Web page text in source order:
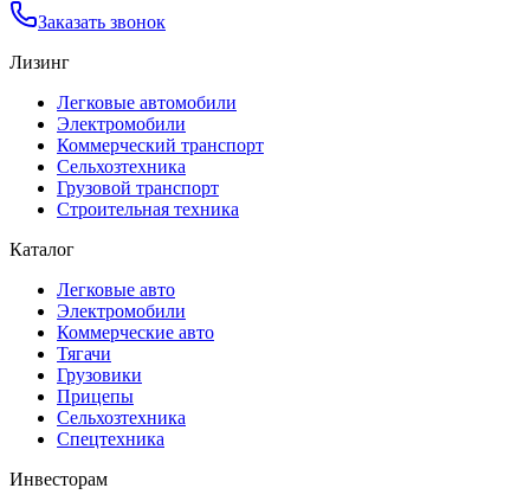
Заказать звонок
Лизинг
Легковые автомобили
Электромобили
Коммерческий транспорт
Сельхозтехника
Грузовой транспорт
Строительная техника
Каталог
Легковые авто
Электромобили
Коммерческие авто
Тягачи
Грузовики
Прицепы
Сельхозтехника
Спецтехника
Инвесторам